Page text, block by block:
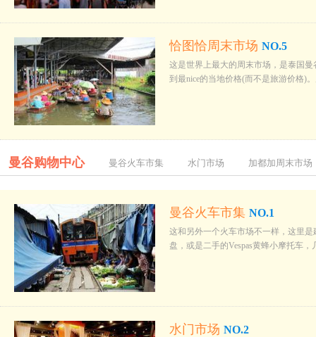
恰图恰周末市场 NO.5
这是世界上最大的周末市场，是泰国
到最nice的当地价格(而不是旅游价格)
曼谷购物中心 曼谷火车市集 水门市场 加都加周末市场
曼谷火车市集 NO.1
这和另外一个火车市场不一样，这里
盘，或是二手的Vespas黄蜂小摩托车
水门市场 NO.2